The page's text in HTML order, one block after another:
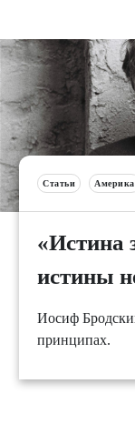
Статьи Америка
«Истина
истины
Иосиф
принципах.